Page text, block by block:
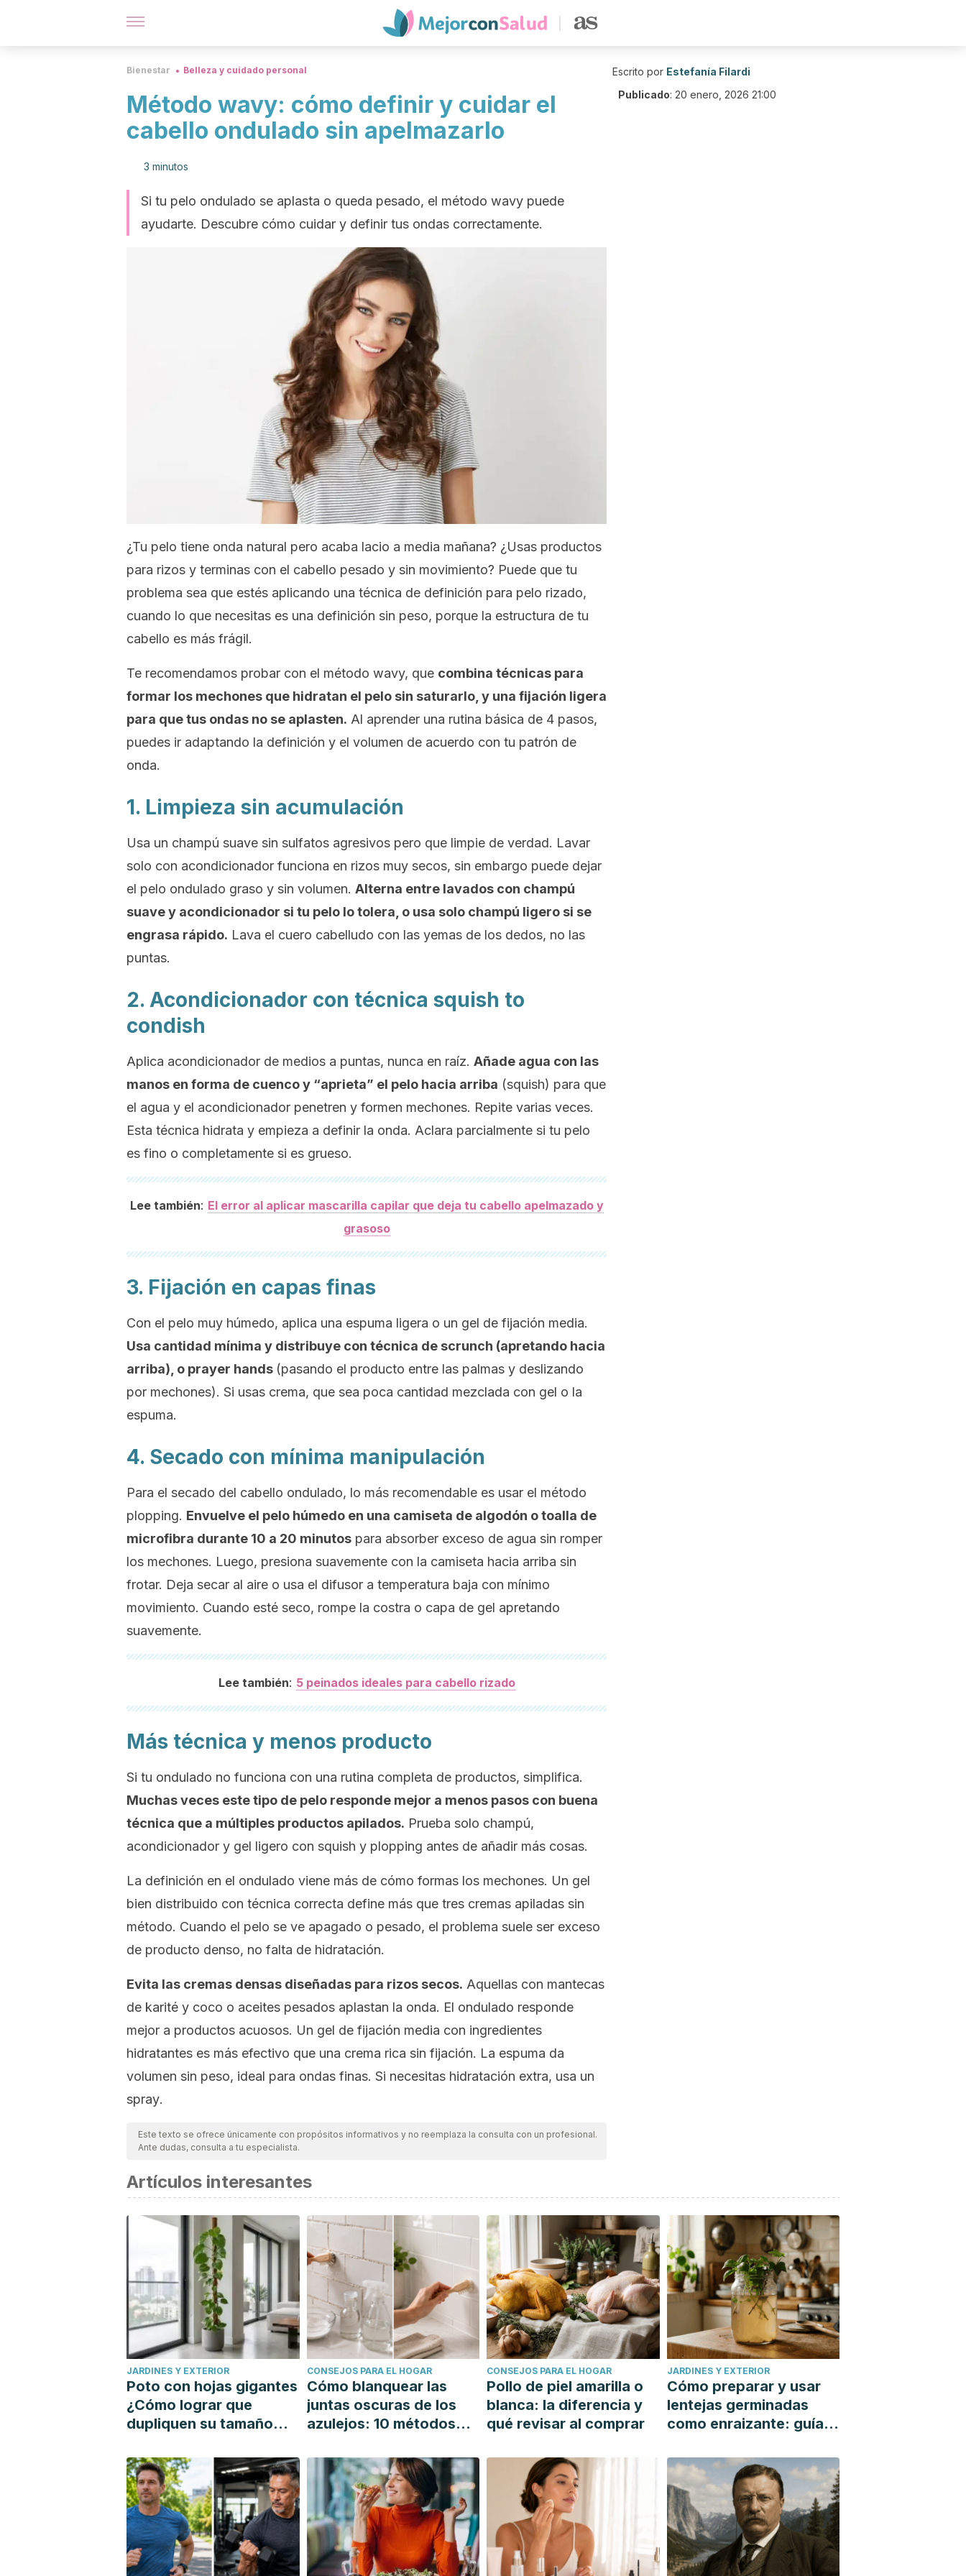
Bienestar Belleza y cuidado personal
Método wavy: cómo definir y cuidar el
cabello ondulado sin apelmazarlo
3 minutos
Si tu pelo ondulado se aplasta o queda pesado, el método wavy puede
ayudarte. Descubre cómo cuidar y definir tus ondas correctamente.
¿Tu pelo tiene onda natural pero acaba lacio a media mañana? ¿Usas productos
para rizos y terminas con el cabello pesado y sin movimiento? Puede que tu
problema sea que estés aplicando una técnica de definición para pelo rizado,
cuando lo que necesitas es una definición sin peso, porque la estructura de tu
cabello es más frágil.
Te recomendamos probar con el método wavy, que combina técnicas para
formar los mechones que hidratan el pelo sin saturarlo, y una fijación ligera
para que tus ondas no se aplasten. Al aprender una rutina básica de 4 pasos,
puedes ir adaptando la definición y el volumen de acuerdo con tu patrón de
onda.
1. Limpieza sin acumulación
Usa un champú suave sin sulfatos agresivos pero que limpie de verdad. Lavar
solo con acondicionador funciona en rizos muy secos, sin embargo puede dejar
el pelo ondulado graso y sin volumen. Alterna entre lavados con champú
suave y acondicionador si tu pelo lo tolera, o usa solo champú ligero si se
engrasa rápido. Lava el cuero cabelludo con las yemas de los dedos, no las
puntas.
2. Acondicionador con técnica squish to
condish
Aplica acondicionador de medios a puntas, nunca en raíz. Añade agua con las
manos en forma de cuenco y “aprieta” el pelo hacia arriba (squish) para que
el agua y el acondicionador penetren y formen mechones. Repite varias veces.
Esta técnica hidrata y empieza a definir la onda. Aclara parcialmente si tu pelo
es fino o completamente si es grueso.
Lee también: El error al aplicar mascarilla capilar que deja tu cabello apelmazado y
grasoso
3. Fijación en capas finas
Con el pelo muy húmedo, aplica una espuma ligera o un gel de fijación media.
Usa cantidad mínima y distribuye con técnica de scrunch (apretando hacia
arriba), o prayer hands (pasando el producto entre las palmas y deslizando
por mechones). Si usas crema, que sea poca cantidad mezclada con gel o la
espuma.
4. Secado con mínima manipulación
Para el secado del cabello ondulado, lo más recomendable es usar el método
plopping. Envuelve el pelo húmedo en una camiseta de algodón o toalla de
microfibra durante 10 a 20 minutos para absorber exceso de agua sin romper
los mechones. Luego, presiona suavemente con la camiseta hacia arriba sin
frotar. Deja secar al aire o usa el difusor a temperatura baja con mínimo
movimiento. Cuando esté seco, rompe la costra o capa de gel apretando
suavemente.
Lee también: 5 peinados ideales para cabello rizado
Más técnica y menos producto
Si tu ondulado no funciona con una rutina completa de productos, simplifica.
Muchas veces este tipo de pelo responde mejor a menos pasos con buena
técnica que a múltiples productos apilados. Prueba solo champú,
acondicionador y gel ligero con squish y plopping antes de añadir más cosas.
La definición en el ondulado viene más de cómo formas los mechones. Un gel
bien distribuido con técnica correcta define más que tres cremas apiladas sin
método. Cuando el pelo se ve apagado o pesado, el problema suele ser exceso
de producto denso, no falta de hidratación.
Evita las cremas densas diseñadas para rizos secos. Aquellas con mantecas
de karité y coco o aceites pesados aplastan la onda. El ondulado responde
mejor a productos acuosos. Un gel de fijación media con ingredientes
hidratantes es más efectivo que una crema rica sin fijación. La espuma da
volumen sin peso, ideal para ondas finas. Si necesitas hidratación extra, usa un
spray.
Este texto se ofrece únicamente con propósitos informativos y no reemplaza la consulta con un profesional.
Ante dudas, consulta a tu especialista.
Escrito por Estefanía Filardi
Publicado: 20 enero, 2026 21:00
Artículos interesantes
JARDINES Y EXTERIOR
Poto con hojas gigantes
¿Cómo lograr que
dupliquen su tamaño
CONSEJOS PARA EL HOGAR
Cómo blanquear las
juntas oscuras de los
azulejos: 10 métodos
CONSEJOS PARA EL HOGAR
Pollo de piel amarilla o
blanca: la diferencia y
qué revisar al comprar
JARDINES Y EXTERIOR
Cómo preparar y usar
lentejas germinadas
como enraizante: guía